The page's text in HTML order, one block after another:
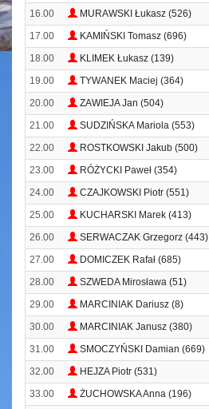
16.00
MURAWSKI Łukasz (526)
17.00 KAMIŃSKI Tomasz (696)
18.00 KLIMEK Łukasz (139)
19.00
TYWANEK Maciej (364)
20.00
ZAWIEJA Jan (504)
21.00
SUDZIŃSKA Mariola (553)
22.00
ROSTKOWSKI Jakub (500)
23.00
RÓŻYCKI Paweł (354)
24.00
CZAJKOWSKI Piotr (551)
25.00 KUCHARSKI Marek (413)
26.00
SERWACZAK Grzegorz (443)
27.00
DOMICZEK Rafał (685)
28.00 SZWEDA Mirosława (51)
29.00 MARCINIAK Dariusz (8)
30.00
MARCINIAK Janusz (380)
31.00
SMOCZYŃSKI Damian (669)
32.00
HEJZA Piotr (531)
33.00 ŻUCHOWSKA Anna (196)